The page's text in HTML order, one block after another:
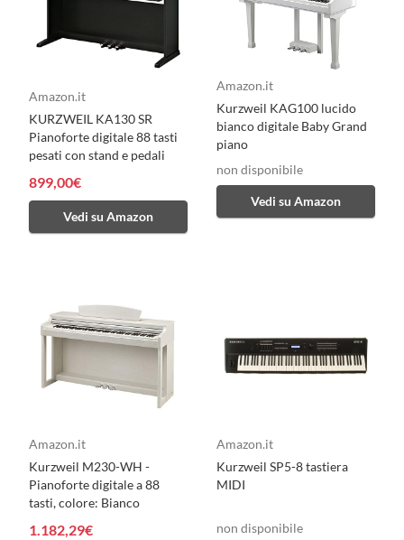
Amazon.it
KURZWEIL KA130 SR
Pianoforte digitale 88 tasti
pesati con stand e pedali
899,00€
Vedi su Amazon
Amazon.it
Kurzweil KAG100 lucido
bianco digitale Baby Grand
piano
non disponibile
Vedi su Amazon
Amazon.it
Kurzweil M230-WH -
Pianoforte digitale a 88
tasti, colore: Bianco
1.182,29€
Amazon.it
Kurzweil SP5-8 tastiera
MIDI
non disponibile